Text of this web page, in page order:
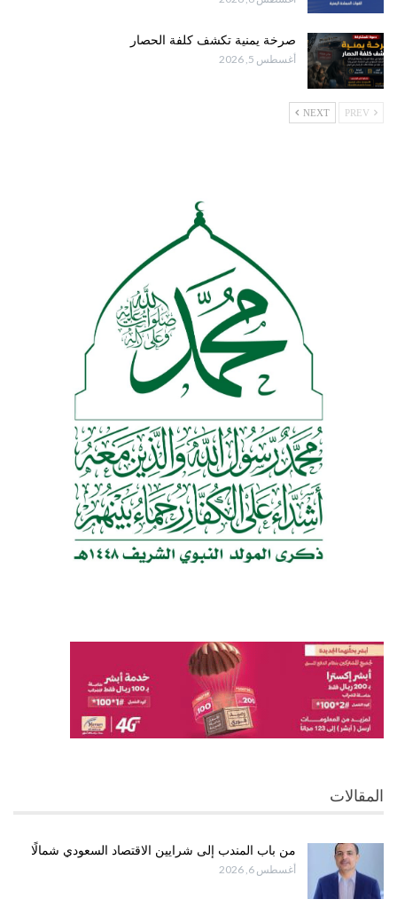
صرخة يمنية تكشف كلفة الحصار
أغسطس 5, 2026
NEXT
المقالات
من باب المندب إلى شرايين الاقتصاد السعودي شمالًا
أغسطس 6, 2026